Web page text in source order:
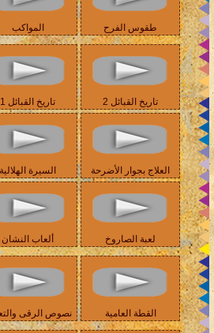
طقوس الفرح المواكب
تاريخ القبائل 2 تاريخ القبائل 1
العلاج بجوار الأضرحة السيرة الهلالية
لعبة الصاروخ ألعاب النشان
القطة العامية نصوص الرقى